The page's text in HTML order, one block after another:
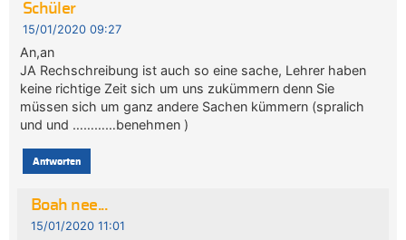
Schüler
15/01/2020 09:27
An,an
JA Rechschreibung ist auch so eine sache, Lehrer haben
keine richtige Zeit sich um uns zukümmern denn Sie
müssen sich um ganz andere Sachen kümmern (spralich
und und …………benehmen )
Antworten
Boah nee...
15/01/2020 11:01